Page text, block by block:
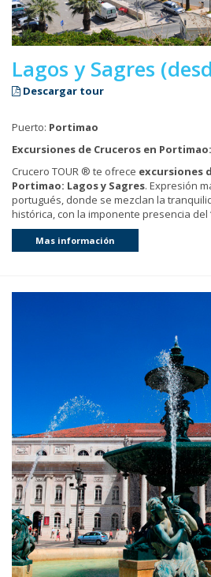
Lagos y Sagres
Descargar tour
Puerto: Portimao
Excursiones de Cruceros en
Crucero TOUR ® te ofrece excursiones
Portimao: Lagos y Sagres. Expresión
portugués, donde se mezclan la
histórica, con la imponente presencia del
Mas información